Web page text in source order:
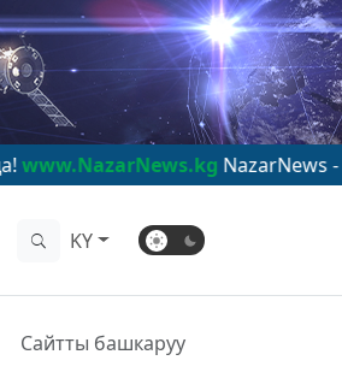
NazarNews - в центре
KY
Сайтты башкаруу